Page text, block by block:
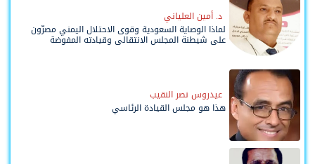
د. أمين العلياني
لماذا الوصاية السعودية وقوى الاحتلال اليمني مصرّون
على شيطنة المجلس الانتقالي وقيادته المفوضة
عيدروس نصر النقيب
هذا هو مجلس القيادة الرئاسي